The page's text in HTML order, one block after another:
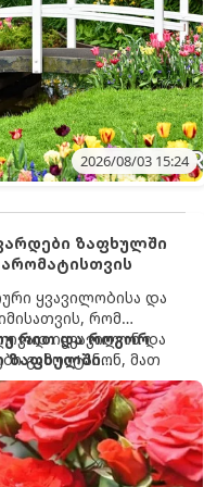
2026/08/03 15:24
ზაფხულში
ყვავილობისა და
რომ
იყვავილონ და
გამოიტანონ, მათ
მცენარის
ამიტომ
რომელი სასუქები
რით და როგორ
ზაფხულში